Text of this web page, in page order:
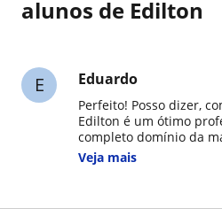
alunos de Edilton
E Eduardo
Perfeito! Posso dizer,
Edilton é um ótimo
completo domínio da
explica muito bem.
matemática.
Veja mais